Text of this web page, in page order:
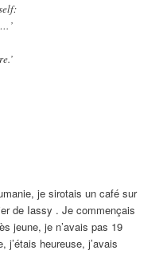
je sirotais un café sur
de Iassy . Je commençais
jeune, je n’avais pas 19
j’étais heureuse, j’avais